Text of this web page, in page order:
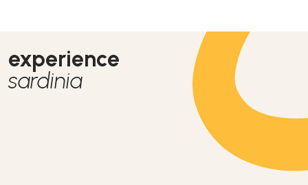
experience
sardinia